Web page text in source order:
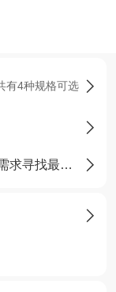
有4种规格可选 

我们将根据您的集采需求寻找最佳货源，确定货源后您将享有优先采购权 
